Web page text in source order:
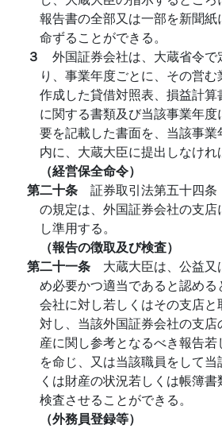
報告書の全部又は一部を新聞
命ずることができる。
３ 外国証券会社は、大蔵省令で
り、事業年度ごとに、その営
作成した貸借対照表、損益計
に関する書類及び当該事業年
要を記載した書面を、当該事
内に、大蔵大臣に提出しなけれ
（経営保全命令）
第二十条 証券取引法第五十四条
の規定は、外国証券会社の支
し準用する。
（報告の徴取及び検査）
第二十一条 大蔵大臣は、公益
め必要かつ適当であると認め
会社に対し若しくはその支店
対し、当該外国証券会社の支
産に関し参考となるべき報告若
を命じ、又は当該職員をして
くは財産の状況若しくは帳簿
検査させることができる。
（外務員登録等）